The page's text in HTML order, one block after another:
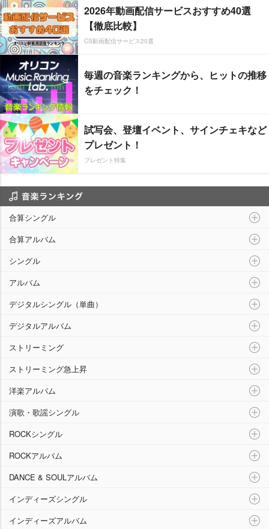
2026年動画配信サービスおすすめ40選
【徹底比較】
CS動画配信サービス20選
毎週の音楽ランキングから、ヒットの推移
をチェック！
試写会、登壇イベント、サインチェキなど
プレゼント！
プレゼント特集
合算シングル
合算アルバム
シングル
アルバム
デジタルシングル（単曲）
デジタルアルバム
ストリーミング
ストリーミング急上昇
洋楽アルバム
演歌・歌謡シングル
ROCKシングル
ROCKアルバム
DANCE & SOULアルバム
インディーズシングル
インディーズアルバム